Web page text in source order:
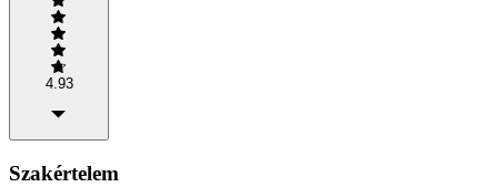
4.93
Szakértelem